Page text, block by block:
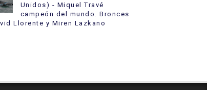
Unidos) - Miquel Travé
campeón del mundo. Bronces
Llorente y Miren Lazkano